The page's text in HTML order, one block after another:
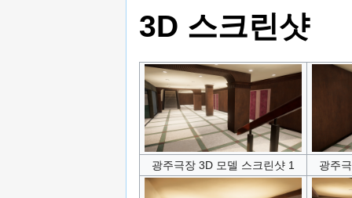
3D 스크린샷
광주극장 3D 모델 스크린샷 1 광주